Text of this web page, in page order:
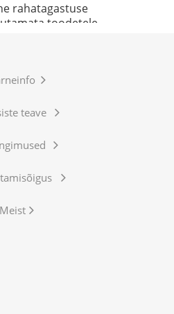
rahatagastuse
toodetele
teave
Meist